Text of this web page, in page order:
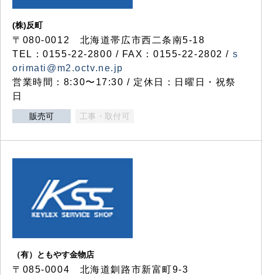
(株)反町
〒080-0012 北海道帯広市西二条南5-18
TEL：0155-22-2800 / FAX：0155-22-2802 / s
orimati@m2.octv.ne.jp
営業時間：8:30〜17:30 / 定休日：日曜日・祝祭
日
販売可 工事・取付可
（有）ともやす金物店
〒085-0004 北海道釧路市新富町9-3